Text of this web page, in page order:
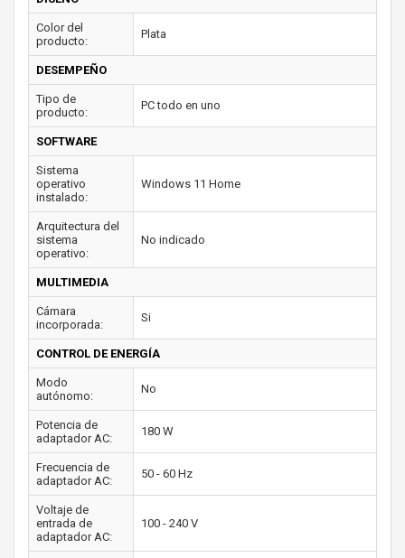
Color del
producto:
Plata
DESEMPEÑO
Tipo de
producto:
PC todo en uno
SOFTWARE
Sistema
operativo
instalado:
Windows 11 Home
Arquitectura del
sistema
operativo:
No indicado
MULTIMEDIA
Cámara
incorporada:
Si
CONTROL DE ENERGÍA
Modo
autónomo:
No
Potencia de
adaptador AC:
180 W
Frecuencia de
adaptador AC:
50 - 60 Hz
Voltaje de
entrada de
adaptador AC:
100 - 240 V